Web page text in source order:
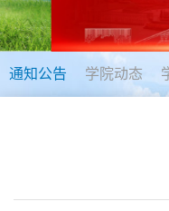
通知公告 学院动态